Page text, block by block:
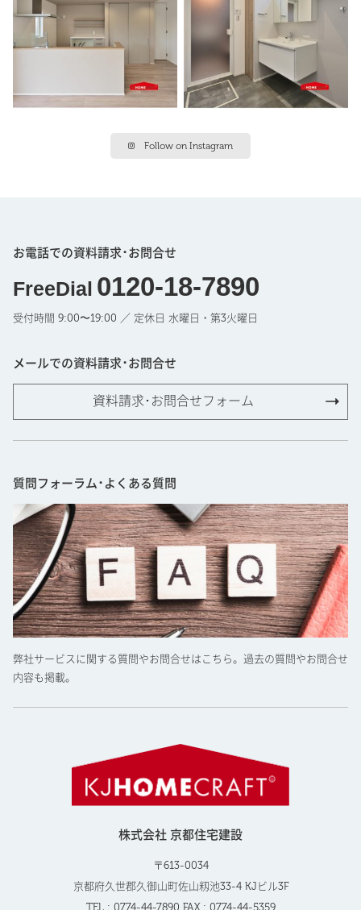
Follow on Instagram
お電話での資料請求･お問合せ
FreeDial 0120-18-7890
受付時間 9:00〜19:00 ／ 定休日 水曜日・第3火曜日
メールでの資料請求･お問合せ
資料請求･お問合せフォーム
質問フォーラム･よくある質問
弊社サービスに関する質問やお問合せはこちら。過去の質問やお問合せ
内容も掲載。
株式会社 京都住宅建設
〒613-0034
京都府久世郡久御山町佐山籾池33-4 KJビル3F
TEL : 0774-44-7890 FAX : 0774-44-5359